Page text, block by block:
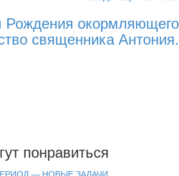
окормляющего
священника Антония.
понравиться